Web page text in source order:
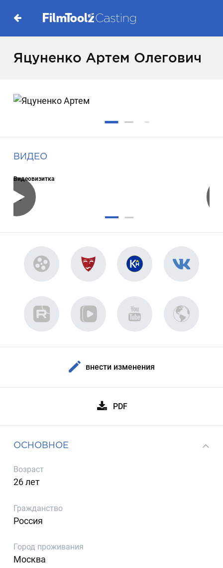
Яцуненко Артем Олегович
ВИДЕО
Видеовизитка
внести изменения
PDF
ОСНОВНОЕ
Возраст
26 лет
Гражданство
Россия
Город проживания
Москва